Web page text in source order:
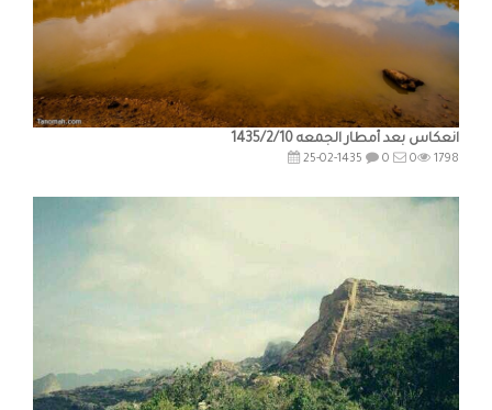
انعكاس بعد أمطار الجمعه 1435/2/10
25-02-1435 0 0 1798